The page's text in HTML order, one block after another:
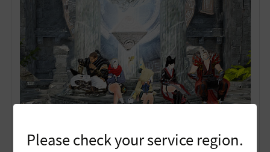
Please check your service region.
赫敦副本挑戰~最近朝赫敦森林副本當草甲蟲刷之路邁進